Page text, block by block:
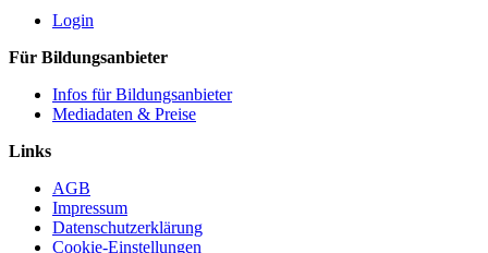
Login
Für Bildungsanbieter
Infos für Bildungsanbieter
Mediadaten & Preise
Links
AGB
Impressum
Datenschutzerklärung
Cookie-Einstellungen